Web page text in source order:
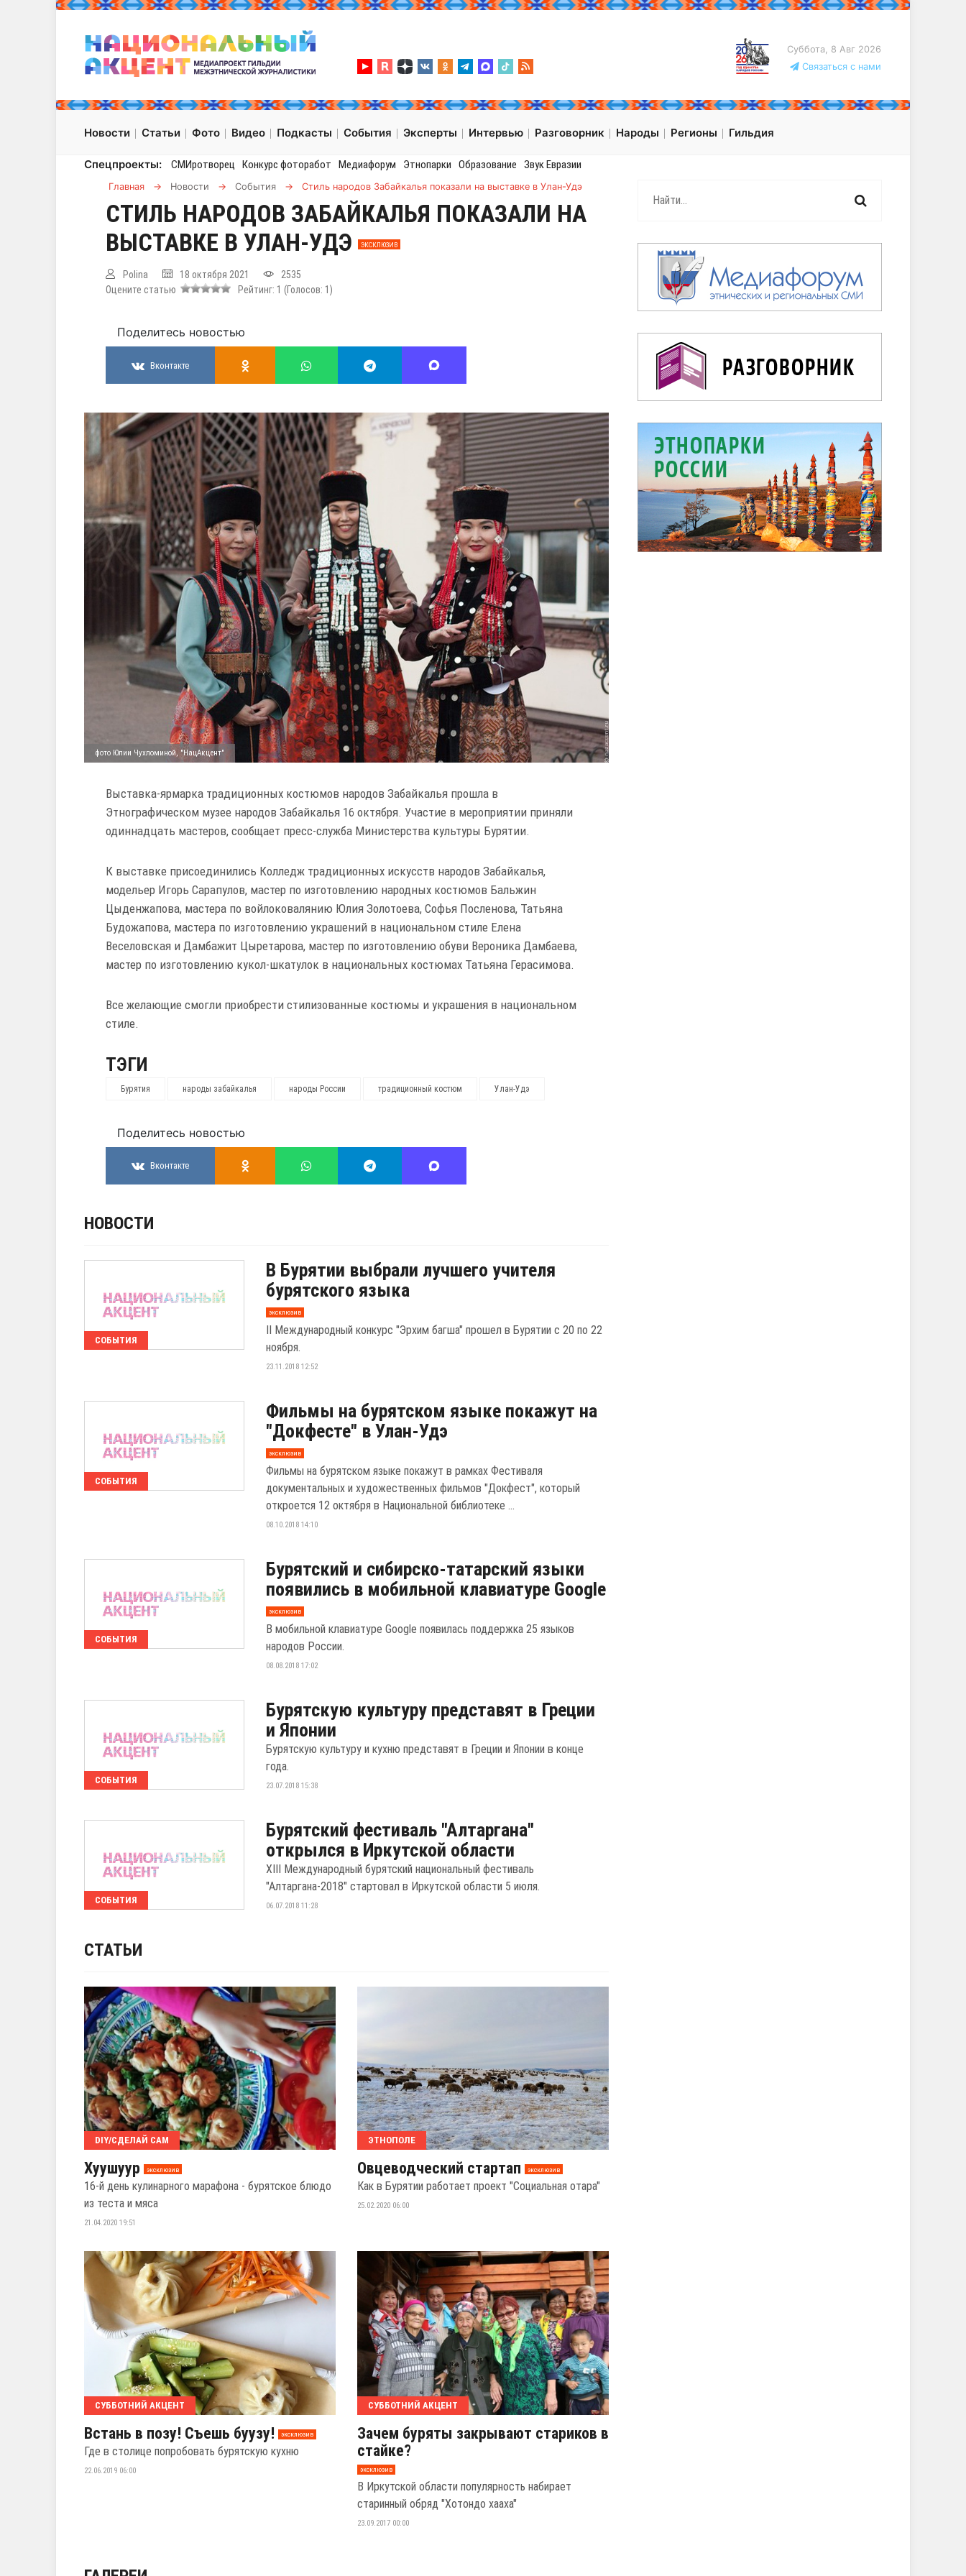
Суббота, 8 Авг 2026
Связаться с нами
Новости Статьи Фото Видео Подкасты События Эксперты Интервью Разговорник Народы Регионы Гильдия
Спецпроекты: СМИротворец Конкурс фоторабот Медиафорум Этнопарки Образование Звук Евразии
Главная → Новости → События → Стиль народов Забайкалья показали на выставке в Улан-Удэ
СТИЛЬ НАРОДОВ ЗАБАЙКАЛЬЯ ПОКАЗАЛИ НА
ВЫСТАВКЕ В УЛАН-УДЭ
ЭКСКЛЮЗИВ
Polina 18 октября 2021
2535
Оцените статью
Рейтинг: 1 (Голосов: 1 )
Поделитесь новостью
Вконтакте
фото Юлии Чухломиной, "НацАкцент"
Выставка-ярмарка традиционных костюмов народов Забайкалья прошла в
Этнографическом музее народов Забайкалья 16 октября. Участие в мероприятии приняли
одиннадцать мастеров, сообщает пресс-служба Министерства культуры Бурятии.
К выставке присоединились Колледж традиционных искусств народов Забайкалья,
модельер Игорь Сарапулов, мастер по изготовлению народных костюмов Бальжин
Цыденжапова, мастера по войлоковалянию Юлия Золотоева, Софья Посленова, Татьяна
Будожапова, мастера по изготовлению украшений в национальном стиле Елена
Веселовская и Дамбажит Цыретарова, мастер по изготовлению обуви Вероника Дамбаева,
мастер по изготовлению кукол-шкатулок в национальных костюмах Татьяна Герасимова.
Все желающие смогли приобрести стилизованные костюмы и украшения в национальном
стиле.
ТЭГИ
Бурятия народы забайкалья народы России традиционный костюм Улан-Удэ
Поделитесь новостью
Вконтакте
НОВОСТИ
СОБЫТИЯ
В Бурятии выбрали лучшего учителя
бурятского языка
эксклюзив
II Международный конкурс "Эрхим багша" прошел в Бурятии с 20 по 22
ноября.
23.11.2018 12:52
СОБЫТИЯ
Фильмы на бурятском языке покажут на
"Докфесте" в Улан-Удэ
эксклюзив
Фильмы на бурятском языке покажут в рамках Фестиваля
документальных и художественных фильмов "Докфест", который
откроется 12 октября в Национальной библиотеке ...
08.10.2018 14:10
СОБЫТИЯ
Бурятский и сибирско-татарский языки
появились в мобильной клавиатуре Google
эксклюзив
В мобильной клавиатуре Google появилась поддержка 25 языков
народов России.
08.08.2018 17:02
СОБЫТИЯ
Бурятскую культуру представят в Греции
и Японии
Бурятскую культуру и кухню представят в Греции и Японии в конце
года.
23.07.2018 15:38
СОБЫТИЯ
Бурятский фестиваль "Алтаргана"
открылся в Иркутской области
XIII Международный бурятский национальный фестиваль
"Алтаргана-2018" стартовал в Иркутской области 5 июля.
06.07.2018 11:28
СТАТЬИ
DIY/СДЕЛАЙ САМ
Хуушуур эксклюзив
16-й день кулинарного марафона - бурятское блюдо
из теста и мяса
21.04.2020 19:51
ЭТНОПОЛЕ
Овцеводческий стартап эксклюзив
Как в Бурятии работает проект "Социальная отара"
25.02.2020 06:00
СУББОТНИЙ АКЦЕНТ
Встань в позу! Съешь буузу! эксклюзив
Где в столице попробовать бурятскую кухню
22.06.2019 06:00
СУББОТНИЙ АКЦЕНТ
Зачем буряты закрывают стариков в
стайке?
эксклюзив
В Иркутской области популярность набирает
старинный обряд "Хотондо хааха"
23.09.2017 00:00